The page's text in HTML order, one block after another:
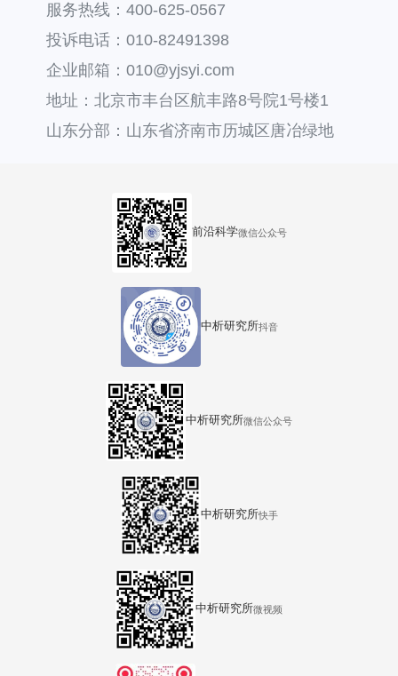
服务热线：400-625-0567
投诉电话：010-82491398
企业邮箱：010@yjsyi.com
地址：北京市丰台区航丰路8号院1号楼1
层121
山东分部：山东省济南市历城区唐冶绿地
前沿科学微信公众号
中析研究所抖音
中析研究所微信公众号
中析研究所快手
中析研究所微视频